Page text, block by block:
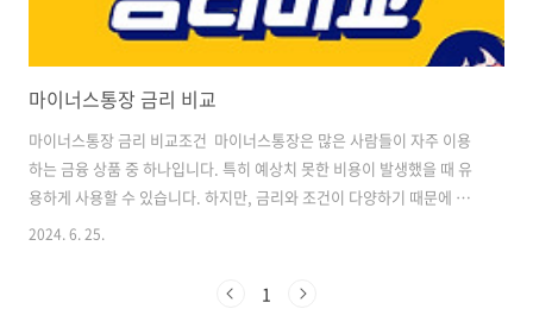
마이너스통장 금리 비교
마이너스통장 금리 비교조건 마이너스통장은 많은 사람들이 자주 이용
하는 금융 상품 중 하나입니다. 특히 예상치 못한 비용이 발생했을 때 유
용하게 사용할 수 있습니다. 하지만, 금리와 조건이 다양하기 때문에 꼼
꼼히 비교해보는 것이 중요합니다. 이 글에서는 마이너스통장의 금리 비
금융 생활에서 매우 중요한 역할을 합니다. 은행, 대출 기관, 신용카드 회
2024. 6. 25.
1